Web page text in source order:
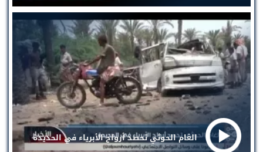
الغام الحوثي تحصد أرواح الأبرياء في الحديدة